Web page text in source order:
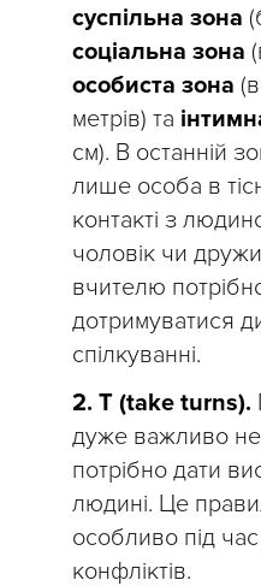
суспільна зона
соціальна зона
особиста зона
метрів) та
см). В останній
лише особа в
контакті з
чоловік чи
вчителю
дотримуватися
спілкуванні.
2. T (take turns).
дуже важливо
потрібно дати
людині. Це
особливо під
конфліктів.